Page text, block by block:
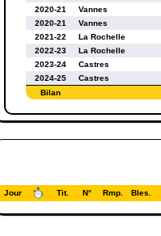
2020-21
Vannes
2020-21
Vannes
2021-22
La Rochelle
2022-23
La Rochelle
2023-24
Castres
2024-25
Castres
Bilan
Jour Tit. N° Rmp. Bles.